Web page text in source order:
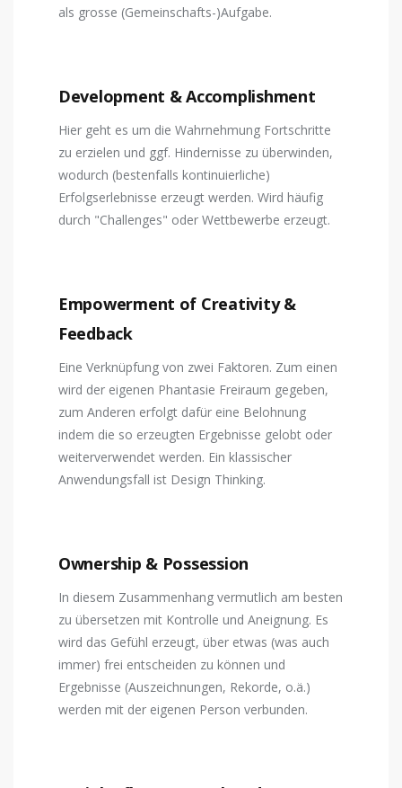
als grosse (Gemeinschafts-)Aufgabe.
Development & Accomplishment
Hier geht es um die Wahrnehmung Fortschritte
zu erzielen und ggf. Hindernisse zu überwinden,
wodurch (bestenfalls kontinuierliche)
Erfolgserlebnisse erzeugt werden. Wird häufig
durch "Challenges" oder Wettbewerbe erzeugt.
Empowerment of Creativity &
Feedback
Eine Verknüpfung von zwei Faktoren. Zum einen
wird der eigenen Phantasie Freiraum gegeben,
zum Anderen erfolgt dafür eine Belohnung
indem die so erzeugten Ergebnisse gelobt oder
weiterverwendet werden. Ein klassischer
Anwendungsfall ist Design Thinking.
Ownership & Possession
In diesem Zusammenhang vermutlich am besten
zu übersetzen mit Kontrolle und Aneignung. Es
wird das Gefühl erzeugt, über etwas (was auch
immer) frei entscheiden zu können und
Ergebnisse (Auszeichnungen, Rekorde, o.ä.)
werden mit der eigenen Person verbunden.